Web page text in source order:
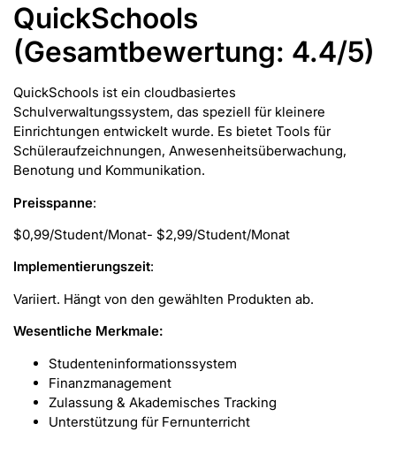
QuickSchools
(Gesamtbewertung: 4.4/5)
QuickSchools ist ein cloudbasiertes
Schulverwaltungssystem, das speziell für kleinere
Einrichtungen entwickelt wurde. Es bietet Tools für
Schüleraufzeichnungen, Anwesenheitsüberwachung,
Benotung und Kommunikation.
Preisspanne:
$0,99/Student/Monat- $2,99/Student/Monat
Implementierungszeit:
Variiert. Hängt von den gewählten Produkten ab.
Wesentliche Merkmale:
Studenteninformationssystem
Finanzmanagement
Zulassung & Akademisches Tracking
Unterstützung für Fernunterricht